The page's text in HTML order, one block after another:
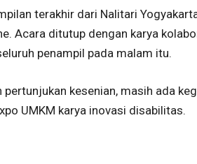
terakhir dari Nalitari
Acara ditutup dengan karya
penampil pada malam itu.
pertunjukan kesenian, masih ada
UMKM karya inovasi disabilitas.